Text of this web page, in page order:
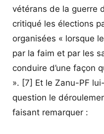
vétérans de la guerre
critiqué les élections
organisées « lorsque
par la faim et par les
conduire d’une façon
». [7] Et le Zanu-PF
question le
faisant remarquer :